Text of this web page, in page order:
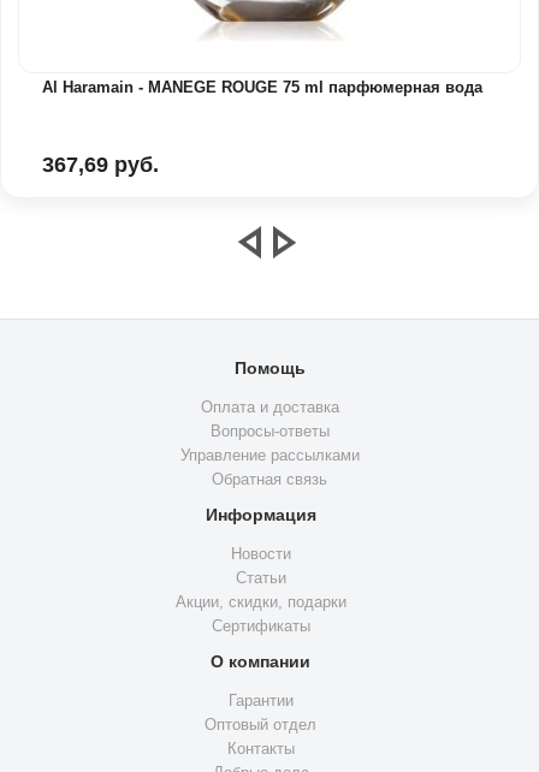
Al Haramain - MANEGE ROUGE 75 ml парфюмерная вода
367,69 руб.
Помощь
Оплата и доставка
Вопросы-ответы
Управление рассылками
Обратная связь
Информация
Новости
Статьи
Акции, скидки, подарки
Сертификаты
О компании
Гарантии
Оптовый отдел
Контакты